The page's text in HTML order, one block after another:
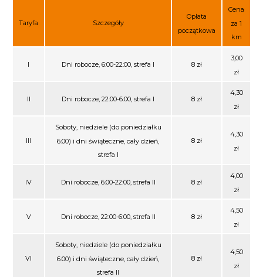
Taryfa Szczegóły
Opłata
początkowa
Cena
za 1
km
I Dni robocze, 6:00-22:00, strefa I 8 zł
3,00
zł
II Dni robocze, 22:00-6:00, strefa I 8 zł
4,30
zł
III
Soboty, niedziele (do poniedziałku
6:00) i dni świąteczne, cały dzień,
strefa I
8 zł
4,30
zł
IV Dni robocze, 6:00-22:00, strefa II 8 zł
4,00
zł
V Dni robocze, 22:00-6:00, strefa II 8 zł
4,50
zł
VI
Soboty, niedziele (do poniedziałku
6:00) i dni świąteczne, cały dzień,
strefa II
8 zł
4,50
zł